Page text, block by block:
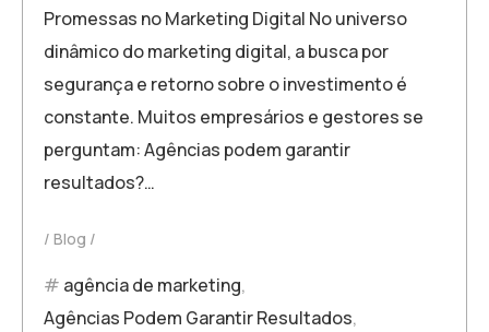
Promessas no Marketing Digital No universo
dinâmico do marketing digital, a busca por
segurança e retorno sobre o investimento é
constante. Muitos empresários e gestores se
perguntam: Agências podem garantir
resultados?…
Blog
agência de marketing,
Agências Podem Garantir Resultados,